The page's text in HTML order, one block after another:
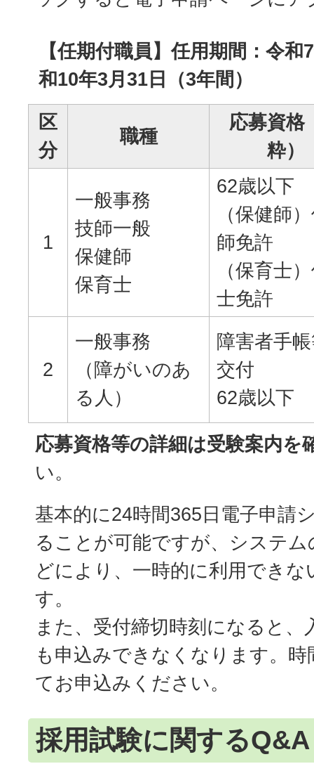
【任期付職員】任用期間：令
和10年3月31日（3年間）
区
分
職種
応募資格
粋）
1
一般事務
技師一般
保健師
保育士
62歳以下
（保健師
師免許
（保育士
士免許
2
一般事務
（障がいのあ
る人）
障害者手
交付
62歳以下
応募資格等の詳細は受験案内を
い。
基本的に24時間365日電子申請
ることが可能ですが、システ
どにより、一時的に利用できな
す。
また、受付締切時刻になると、
も申込みできなくなります。
てお申込みください。
採用試験に関するQ&A